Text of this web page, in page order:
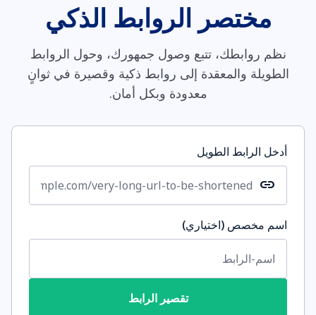
مختصر الروابط الذكي
نظم روابطك، تتبع وصول جمهورك، وحول الروابط
الطويلة والمعقدة إلى روابط ذكية وقصيرة في ثوانٍ
معدودة وبكل أمان.
أدخل الرابط الطويل
link
اسم مخصص (اختياري)
تقصير الرابط